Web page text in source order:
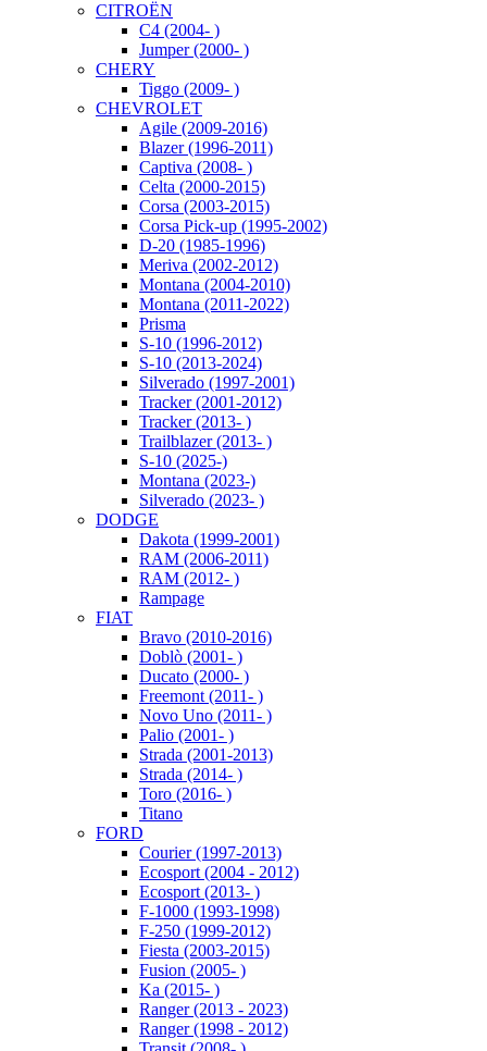
CITROËN
C4 (2004- )
Jumper (2000- )
CHERY
Tiggo (2009- )
CHEVROLET
Agile (2009-2016)
Blazer (1996-2011)
Captiva (2008- )
Celta (2000-2015)
Corsa (2003-2015)
Corsa Pick-up (1995-2002)
D-20 (1985-1996)
Meriva (2002-2012)
Montana (2004-2010)
Montana (2011-2022)
Prisma
S-10 (1996-2012)
S-10 (2013-2024)
Silverado (1997-2001)
Tracker (2001-2012)
Tracker (2013- )
Trailblazer (2013- )
S-10 (2025-)
Montana (2023-)
Silverado (2023- )
DODGE
Dakota (1999-2001)
RAM (2006-2011)
RAM (2012- )
Rampage
FIAT
Bravo (2010-2016)
Doblò (2001- )
Ducato (2000- )
Freemont (2011- )
Novo Uno (2011- )
Palio (2001- )
Strada (2001-2013)
Strada (2014- )
Toro (2016- )
Titano
FORD
Courier (1997-2013)
Ecosport (2004 - 2012)
Ecosport (2013- )
F-1000 (1993-1998)
F-250 (1999-2012)
Fiesta (2003-2015)
Fusion (2005- )
Ka (2015- )
Ranger (2013 - 2023)
Ranger (1998 - 2012)